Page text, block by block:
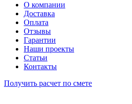
О компании
Доставка
Оплата
Отзывы
Гарантии
Наши проекты
Статьи
Контакты
Получить расчет по смете